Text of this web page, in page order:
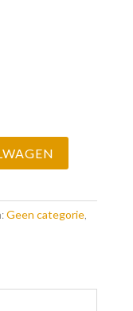
Geen categorie,